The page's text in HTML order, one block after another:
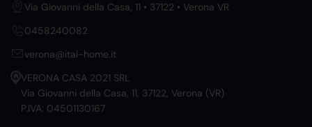
Via Giovanni della Casa, 11 • 37122 • Verona VR
0458240082
verona@ital-home.it
VERONA CASA 2021 SRL
Via Giovanni della Casa, 11, 37122, Verona (VR)
P.IVA: 04501130167